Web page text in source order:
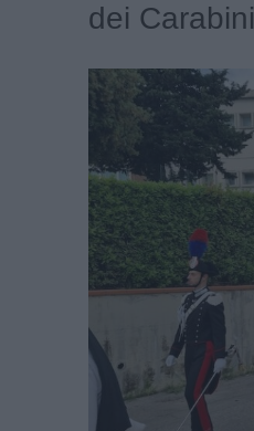
dei